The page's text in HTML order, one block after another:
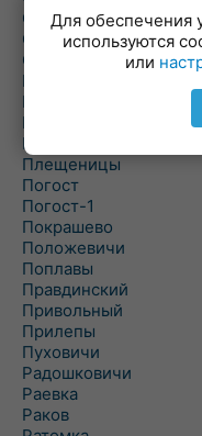
Оношки
Осовец
Острошицкий
Пасека
Пастовичи
Першаи
Петришки
Плещеницы
Погост
Погост-1
Покрашево
Положевичи
Поплавы
Правдинский
Привольный
Прилепы
Пуховичи
Радошковичи
Раевка
Раков
Для обеспечения
используются
или